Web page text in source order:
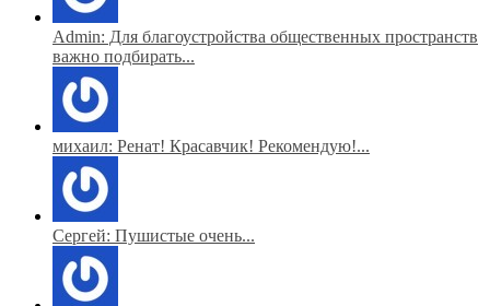
Admin: Для благоустройства общественных пространств
важно подбирать...
михаил: Ренат! Красавчик! Рекомендую!...
Сергей: Пушистые очень...